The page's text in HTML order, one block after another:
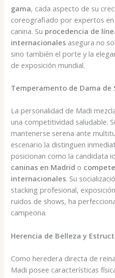
gama, cada aspecto de su
coreografiado por expertos en
canina. Su procedencia de
internacionales asegura no
sino también el porte y la
de exposición mundial.
Temperamento de Dama de
La personalidad de Madi
una competitividad saludable.
mantenerse serena ante
escenario la distinguen
posicionan como la candidata
caninas en Madrid o
internacionales. Su
stacking profesional,
ruidos de shows, ha
campeona.
Herencia de Belleza y
Como heredera directa de
Madi posee características